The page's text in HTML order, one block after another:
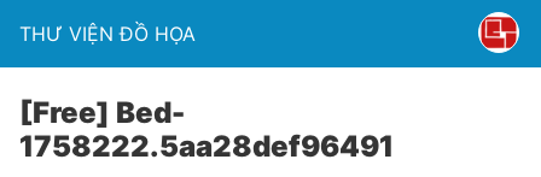
THƯ VIỆN ĐỒ HỌA
[Free] Bed-
1758222.5aa28def96491